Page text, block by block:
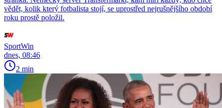
vědět, kolik který fotbalista stojí, se uprostřed nejrušnějšího období
roku prostě položil.
SportWin
dnes, 08:46
2 min